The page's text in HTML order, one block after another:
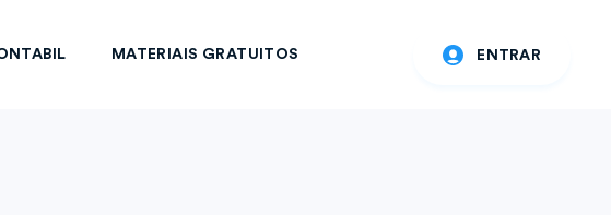
MATERIAIS GRATUITOS ENTRAR